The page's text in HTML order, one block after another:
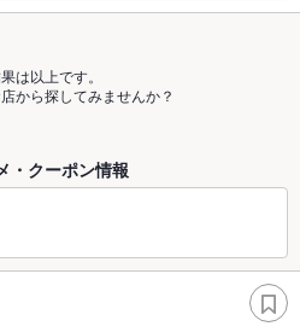
は以上です。
から探してみませんか？
・クーポン情報